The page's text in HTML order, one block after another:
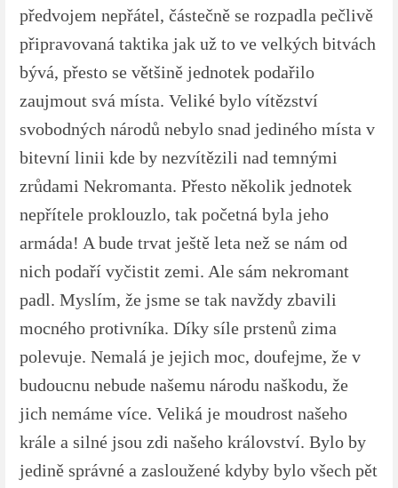
předvojem nepřátel, částečně se rozpadla pečlivě
připravovaná taktika jak už to ve velkých bitvách
bývá, přesto se většině jednotek podařilo
zaujmout svá místa. Veliké bylo vítězství
svobodných národů nebylo snad jediného místa v
bitevní linii kde by nezvítězili nad temnými
zrůdami Nekromanta. Přesto několik jednotek
nepřítele proklouzlo, tak početná byla jeho
armáda! A bude trvat ještě leta než se nám od
nich podaří vyčistit zemi. Ale sám nekromant
padl. Myslím, že jsme se tak navždy zbavili
mocného protivníka. Díky síle prstenů zima
polevuje. Nemalá je jejich moc, doufejme, že v
budoucnu nebude našemu národu naškodu, že
jich nemáme více. Veliká je moudrost našeho
krále a silné jsou zdi našeho království. Bylo by
jedině správné a zasloužené kdyby bylo všech pět